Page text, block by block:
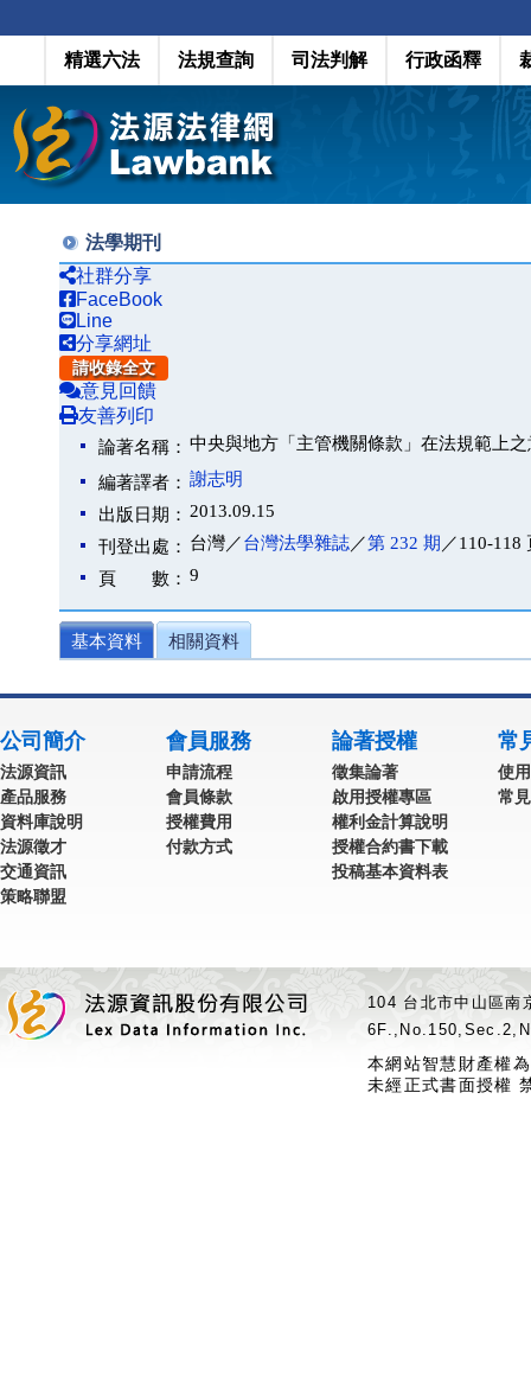
精選六法 法規查詢 司法判解 行政函釋
法學期刊
社群分享
FaceBook
Line
分享網址
請收錄全文
意見回饋
友善列印
論著名稱： 中央與地方「主管機關條款」在法規範上
編著譯者： 謝志明
出版日期： 2013.09.15
刊登出處： 台灣／台灣法學雜誌／第 232 期 ／110-118
頁 數： 9
基本資料 相關資料
公司簡介
法源資訊
產品服務
資料庫說明
法源徵才
交通資訊
策略聯盟
會員服務
申請流程
會員條款
授權費用
付款方式
論著授權
徵集論著
啟用授權專區
權利金計算說明
授權合約書下載
投稿基本資料表
常
使
常
104 台北市中山區
本網站智慧財產權
未經正式書面授權